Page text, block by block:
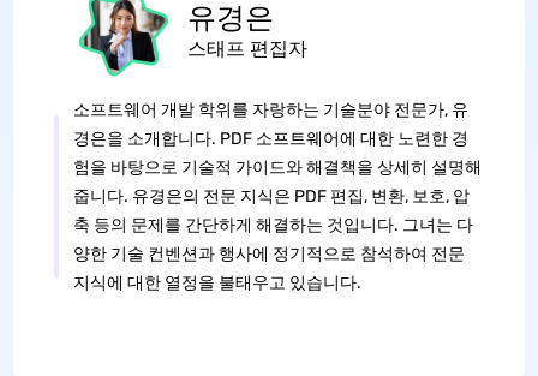
유경은
스태프 편집자
소프트웨어 개발 학위를 자랑하는 기술분야 전문가, 유
경은을 소개합니다. PDF 소프트웨어에 대한 노련한 경
험을 바탕으로 기술적 가이드와 해결책을 상세히 설명해
줍니다. 유경은의 전문 지식은 PDF 편집, 변환, 보호, 압
축 등의 문제를 간단하게 해결하는 것입니다. 그녀는 다
양한 기술 컨벤션과 행사에 정기적으로 참석하여 전문
지식에 대한 열정을 불태우고 있습니다.